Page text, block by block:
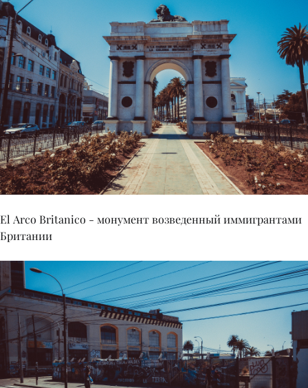
El Arco Britanico - монумент возведенный иммигрантами
Британии